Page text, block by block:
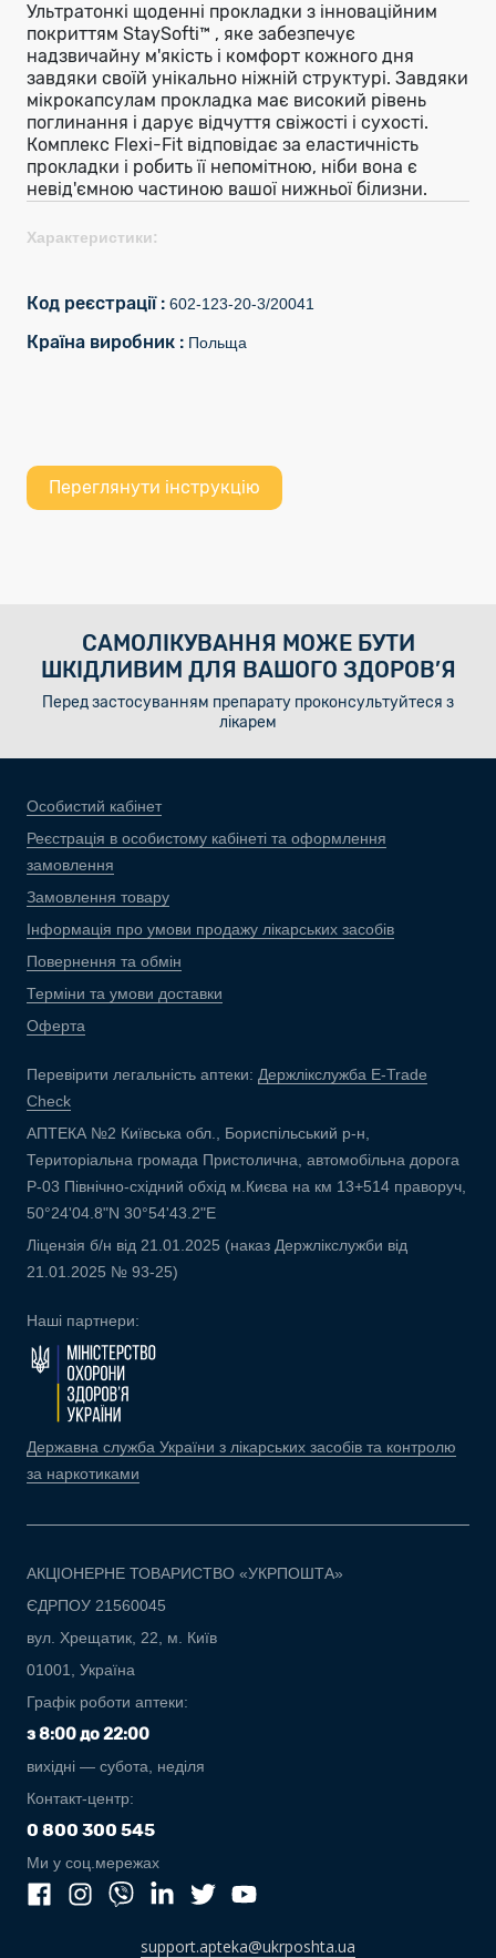
Ультратонкі щоденні прокладки з інноваційним
покриттям StaySofti™ , яке забезпечує
надзвичайну м'якість і комфорт кожного дня
завдяки своїй унікально ніжній структурі. Завдяки
мікрокапсулам прокладка має високий рівень
поглинання і дарує відчуття свіжості і сухості.
Комплекс Flexi-Fit відповідає за еластичність
прокладки і робить її непомітною, ніби вона є
невід'ємною частиною вашої нижньої білизни.
Характеристики:
Код реєстрації : 602-123-20-3/20041
Країна виробник : Польща
Переглянути інструкцію
САМОЛІКУВАННЯ МОЖЕ БУТИ
ШКІДЛИВИМ ДЛЯ ВАШОГО ЗДОРОВ’Я
Перед застосуванням препарату проконсультуйтеся з
лікарем
Особистий кабінет
Реєстрація в особистому кабінеті та оформлення
замовлення
Замовлення товару
Інформація про умови продажу лікарських засобів
Повернення та обмін
Терміни та умови доставки
Оферта
Перевірити легальність аптеки: Держлікслужба E-Trade
Check
АПТЕКА №2 Київська обл., Бориспільський р-н,
Територіальна громада Пристолична, автомобільна дорога
Р-03 Північно-східний обхід м.Києва на км 13+514 праворуч,
50°24'04.8"N 30°54'43.2"E
Ліцензія б/н від 21.01.2025 (наказ Держлікслужби від
21.01.2025 № 93-25)
Наші партнери:
Державна служба України з лікарських засобів та контролю
за наркотиками
АКЦІОНЕРНЕ ТОВАРИСТВО «УКРПОШТА»
ЄДРПОУ 21560045
вул. Хрещатик, 22, м. Київ
01001, Україна
Графік роботи аптеки:
з 8:00 до 22:00
вихідні — субота, неділя
Контакт-центр:
0 800 300 545
Ми у соц.мережах
support.apteka@ukrposhta.ua